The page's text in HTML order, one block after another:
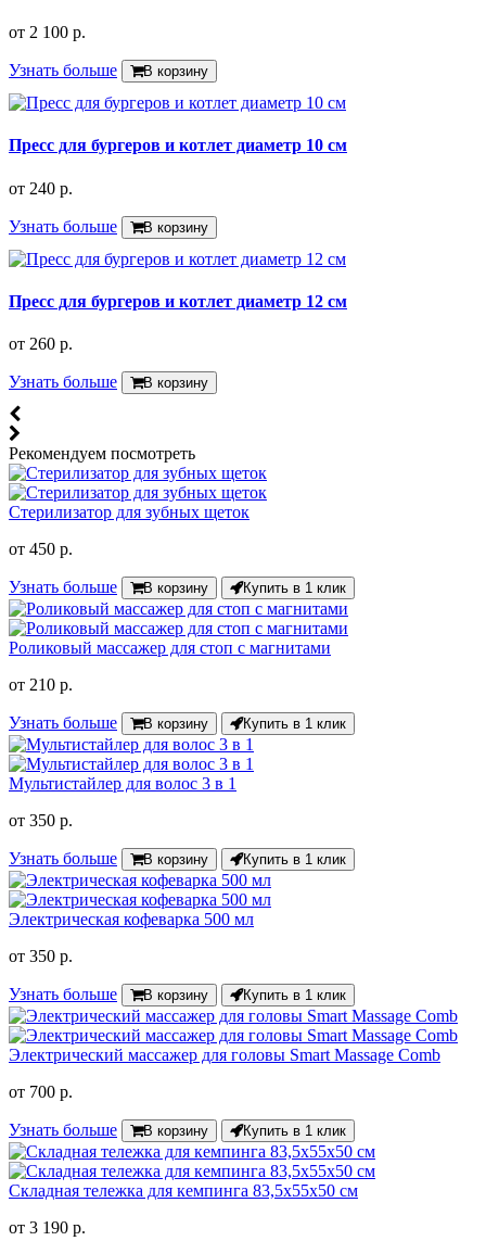
от 2 100 р.
Узнать больше В корзину
Пресс для бургеров и котлет диаметр 10 см
от 240 р.
Узнать больше В корзину
Пресс для бургеров и котлет диаметр 12 см
от 260 р.
Узнать больше В корзину
Рекомендуем посмотреть
Стерилизатор для зубных щеток
от 450 р.
Узнать больше В корзину Купить в 1 клик
Роликовый массажер для стоп с магнитами
от 210 р.
Узнать больше В корзину Купить в 1 клик
Мультистайлер для волос 3 в 1
от 350 р.
Узнать больше В корзину Купить в 1 клик
Электрическая кофеварка 500 мл
от 350 р.
Узнать больше В корзину Купить в 1 клик
Электрический массажер для головы Smart Massage Comb
от 700 р.
Узнать больше В корзину Купить в 1 клик
Складная тележка для кемпинга 83,5х55х50 см
от 3 190 р.